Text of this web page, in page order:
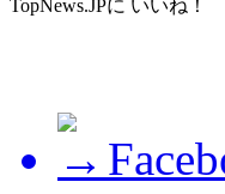
TopNews.JPに いいね！